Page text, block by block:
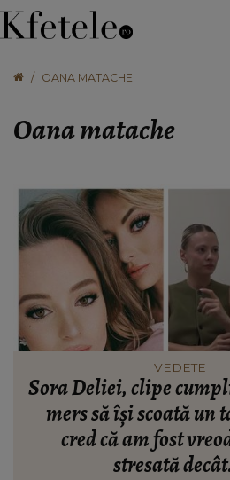
OANA MATACHE
Oana matache
VEDETE
Sora Deliei, clipe
mers să își scoată un
cred că am fost
stresată